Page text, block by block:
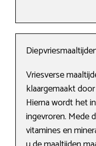
Vriesverse
klaargemaakt
Hierna wordt het
ingevroren. Mede
vitamines en